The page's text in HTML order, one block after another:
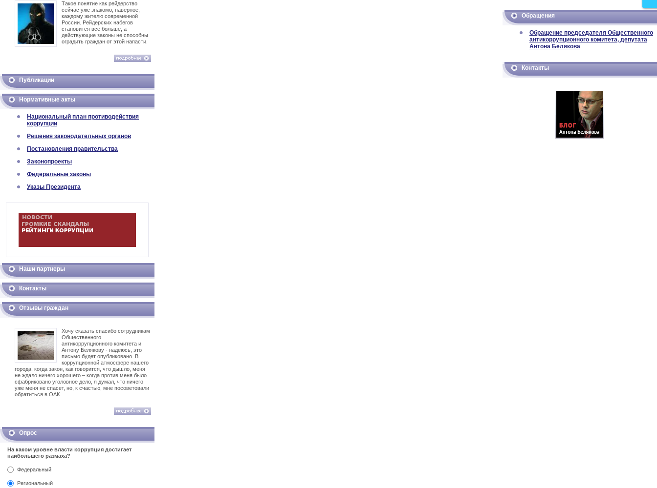
Такое понятие как рейдерство
сейчас уже знакомо, наверное,
каждому жителю современной
России. Рейдерских набегов
становится всё больше, а
действующие законы не способны
оградить граждан от этой напасти.
Публикации
Нормативные акты
Национальный план противодействия
коррупции
Решения законодательных органов
Постановления правительства
Законопроекты
Федеральные законы
Указы Президента
Наши партнеры
Контакты
Отзывы граждан
Хочу сказать спасибо сотрудникам
Общественного
антикоррупционного комитета и
Антону Белякову - надеюсь, это
письмо будет опубликовано. В
коррупционной атмосфере нашего
города, когда закон, как говорится, что дышло, меня
не ждало ничего хорошего – когда против меня было
сфабриковано уголовное дело, я думал, что ничего
уже меня не спасет, но, к счастью, мне посоветовали
обратиться в ОАК.
Опрос
На каком уровне власти коррупция достигает
наибольшего размаха?
Федеральный
Региональный
Обращения
Обращение председателя Общественного
антикоррупционного комитета, депутата
Антона Белякова
Контакты